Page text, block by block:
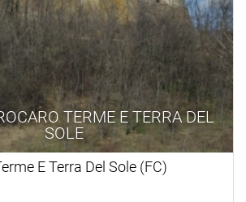
TERME E TERRA DEL
SOLE
E Terra Del Sole (FC)